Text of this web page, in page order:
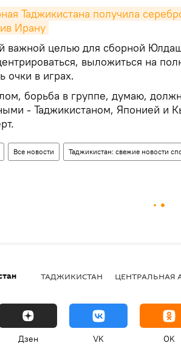
Таджикистана получила
Ирану
важной целью для сборной
выложиться на
очки в играх.
борьба в группе, думаю,
- Таджикистаном, Японией и
Все новости Таджикистан: свежие новости
ТАДЖИКИСТАН ЦЕНТРАЛЬНАЯ
Дзен VK OK